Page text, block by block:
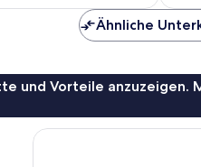
Ähnliche
und Vorteile anzuzeigen.